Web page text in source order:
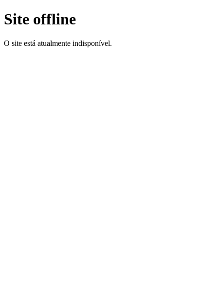
Site offline
O site está atualmente indisponível.